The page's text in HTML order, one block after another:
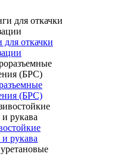
откачки
(БРС)
рукава